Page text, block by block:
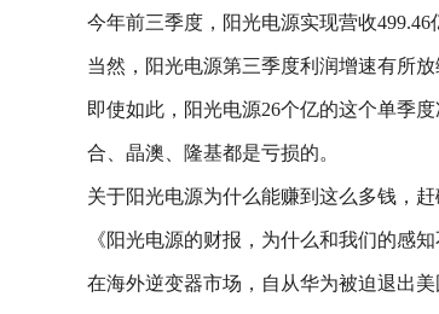
今年前三季度，阳光电源实现营收
当然，阳光电源第三季度利润增速有所放
即使如此，阳光电源26个亿的这个单季
合、晶澳、隆基都是亏损的。
关于阳光电源为什么能赚到这么多钱，
《阳光电源的财报，为什么和我们的感知
在海外逆变器市场，自从华为被迫退出